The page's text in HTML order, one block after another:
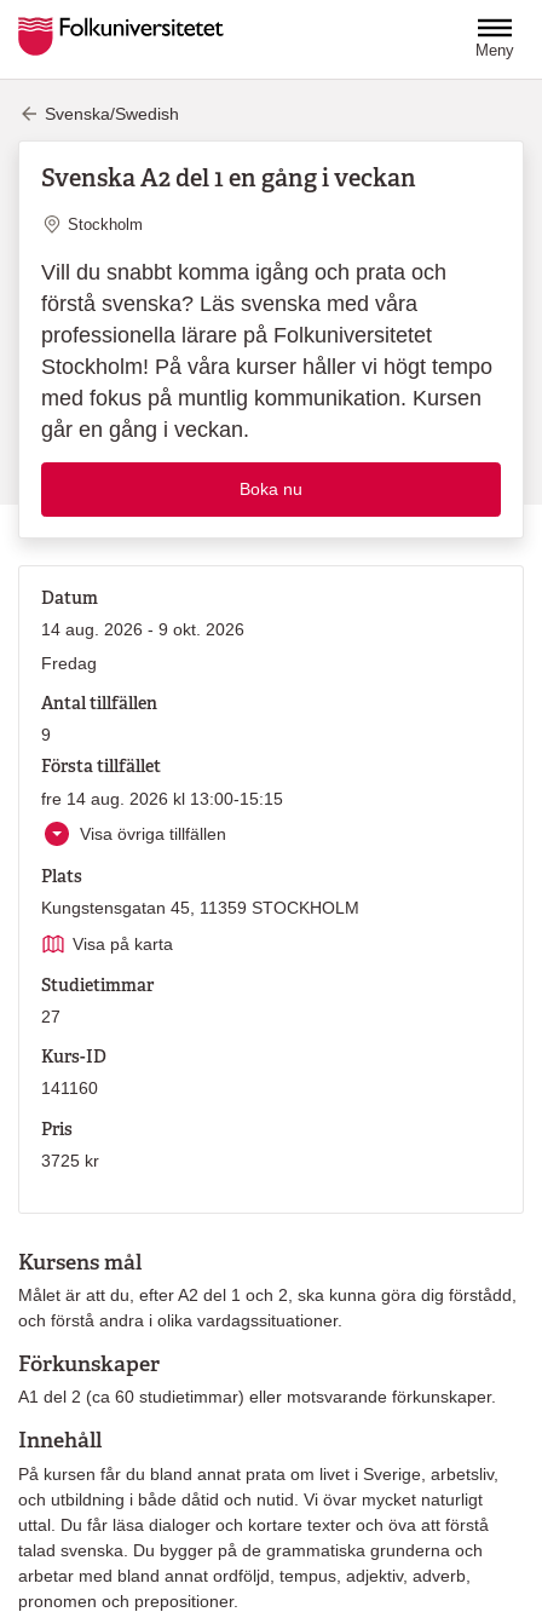
Meny
Svenska/Swedish
Svenska A2 del 1 en gång i veckan
Plats
Stockholm
Vill du snabbt komma igång och prata och
förstå svenska? Läs svenska med våra
professionella lärare på Folkuniversitetet
Stockholm! På våra kurser håller vi högt tempo
med fokus på muntlig kommunikation. Kursen
går en gång i veckan.
Boka nu
Kursens mål
Målet är att du, efter A2 del 1 och 2, ska kunna göra dig förstådd,
och förstå andra i olika vardagssituationer.
Förkunskaper
A1 del 2 (ca 60 studietimmar) eller motsvarande förkunskaper.
Innehåll
På kursen får du bland annat prata om livet i Sverige, arbetsliv,
och utbildning i både dåtid och nutid. Vi övar mycket naturligt
uttal. Du får läsa dialoger och kortare texter och öva att förstå
talad svenska. Du bygger på de grammatiska grunderna och
arbetar med bland annat ordföljd, tempus, adjektiv, adverb,
pronomen och prepositioner.
Datum
14 aug. 2026 - 9 okt. 2026
Fredag
Antal tillfällen
9
Första tillfället
fre 14 aug. 2026 kl 13:00-15:15
Visa övriga tillfällen
Plats
Kungstensgatan 45, 11359 STOCKHOLM
Visa på karta
Studietimmar
27
Kurs-ID
141160
Pris
3725 kr